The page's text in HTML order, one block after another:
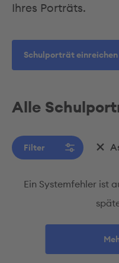
Ihres Porträts.
Schulporträt einreichen
Alle
Filter
Ein Systemfehler ist